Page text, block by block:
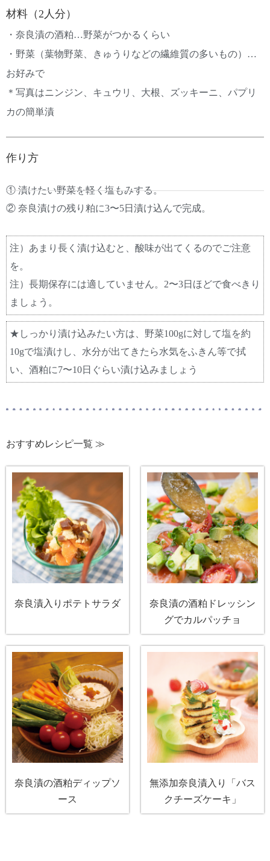
材料（2人分）
・奈良漬の酒粕…野菜がつかるくらい
・野菜（葉物野菜、きゅうりなどの繊維質の多いもの）…
お好みで
＊写真はニンジン、キュウリ、大根、ズッキーニ、パプリ
カの簡単漬
作り方
① 漬けたい野菜を軽く塩もみする。
② 奈良漬けの残り粕に3〜5日漬け込んで完成。
注）あまり長く漬け込むと、酸味が出てくるのでご注意
を。
注）長期保存には適していません。2〜3日ほどで食べきり
ましょう。
★しっかり漬け込みたい方は、野菜100gに対して塩を約
10gで塩漬けし、水分が出てきたら水気をふきん等で拭
い、酒粕に7〜10日ぐらい漬け込みましょう
おすすめレシピ一覧 ≫
奈良漬入りポテトサラダ
奈良漬の酒粕ドレッシン
グでカルパッチョ
奈良漬の酒粕ディップソ
ース
無添加奈良漬入り「バス
クチーズケーキ」